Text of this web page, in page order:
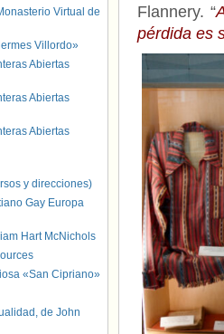
Flannery. “
pérdida es
Virtual de
Villordo»
Abiertas
Abiertas
Abiertas
y direcciones)
Gay Europa
Hart McNichols
«San Cipriano»
de John